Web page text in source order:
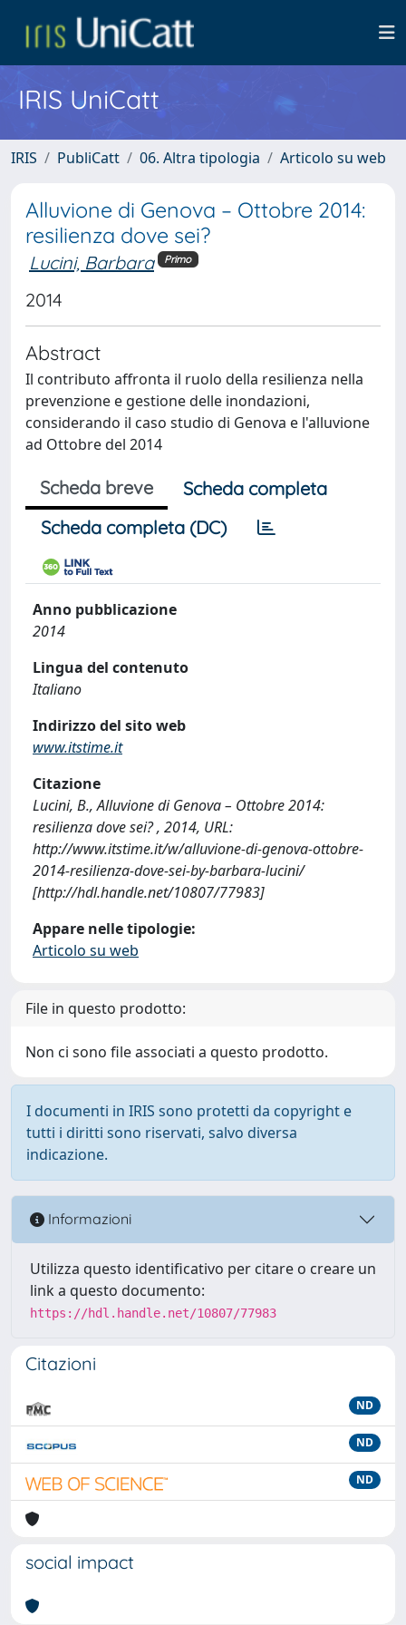
IRIS UniCatt
IRIS PubliCatt 06. Altra tipologia Articolo su web
Alluvione di Genova – Ottobre 2014:
resilienza dove sei?
Lucini, Barbara Primo
2014
Abstract
Il contributo affronta il ruolo della resilienza nella
prevenzione e gestione delle inondazioni,
considerando il caso studio di Genova e l'alluvione
ad Ottobre del 2014
Scheda breve
Scheda completa
Scheda completa (DC)
Anno pubblicazione
2014
Lingua del contenuto
Italiano
Indirizzo del sito web
www.itstime.it
Citazione
Lucini, B., Alluvione di Genova – Ottobre 2014:
resilienza dove sei? , 2014, URL:
http://www.itstime.it/w/alluvione-di-genova-ottobre-
2014-resilienza-dove-sei-by-barbara-lucini/
[http://hdl.handle.net/10807/77983]
Appare nelle tipologie:
Articolo su web
File in questo prodotto:
Non ci sono file associati a questo prodotto.
I documenti in IRIS sono protetti da copyright e
tutti i diritti sono riservati, salvo diversa
indicazione.
Informazioni
Utilizza questo identificativo per citare o creare un
link a questo documento:
https://hdl.handle.net/10807/77983
Citazioni
ND
ND
ND
social impact